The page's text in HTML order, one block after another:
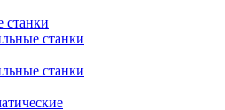
станки
станки
станки